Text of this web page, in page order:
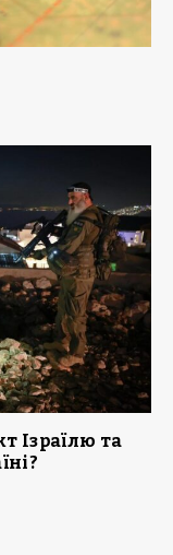
Ізраїлю та